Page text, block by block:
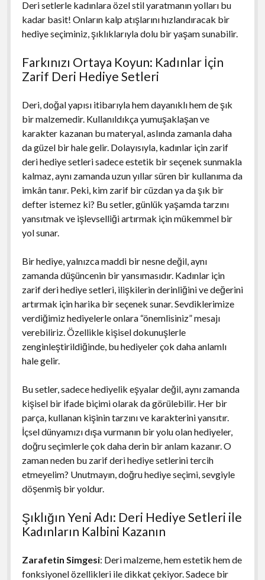
Deri setlerle kadınlara özel stil yaratmanın yolları bu
kadar basit! Onların kalp atışlarını hızlandıracak bir
hediye seçiminiz, şıklıklarıyla dolu bir yaşam sunabilir.
Farkınızı Ortaya Koyun: Kadınlar İçin
Zarif Deri Hediye Setleri
Deri, doğal yapısı itibarıyla hem dayanıklı hem de şık
bir malzemedir. Kullanıldıkça yumuşaklaşan ve
karakter kazanan bu materyal, aslında zamanla daha
da güzel bir hale gelir. Dolayısıyla, kadınlar için zarif
deri hediye setleri sadece estetik bir seçenek sunmakla
kalmaz, aynı zamanda uzun yıllar süren bir kullanıma da
imkân tanır. Peki, kim zarif bir cüzdan ya da şık bir
defter istemez ki? Bu setler, günlük yaşamda tarzını
yansıtmak ve işlevselliği artırmak için mükemmel bir
yol sunar.
Bir hediye, yalnızca maddi bir nesne değil, aynı
zamanda düşüncenin bir yansımasıdır. Kadınlar için
zarif deri hediye setleri, ilişkilerin derinliğini ve değerini
artırmak için harika bir seçenek sunar. Sevdiklerimize
verdiğimiz hediyelerle onlara “önemlisiniz” mesajı
verebiliriz. Özellikle kişisel dokunuşlerle
zenginleştirildiğinde, bu hediyeler çok daha anlamlı
hale gelir.
Bu setler, sadece hediyelik eşyalar değil, aynı zamanda
kişisel bir ifade biçimi olarak da görülebilir. Her bir
parça, kullanan kişinin tarzını ve karakterini yansıtır.
İçsel dünyamızı dışa vurmanın bir yolu olan hediyeler,
doğru seçimlerle çok daha derin bir anlam kazanır. O
zaman neden bu zarif deri hediye setlerini tercih
etmeyelim? Unutmayın, doğru hediye seçimi, sevgiyle
döşenmiş bir yoldur.
Şıklığın Yeni Adı: Deri Hediye Setleri ile
Kadınların Kalbini Kazanın
Zarafetin Simgesi: Deri malzeme, hem estetik hem de
fonksiyonel özellikleri ile dikkat çekiyor. Sadece bir